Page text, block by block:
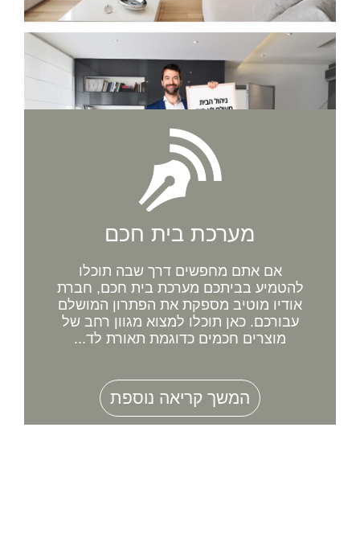
מערכת בית חכם
אם אתם מחפשים דרך שבה תוכלו
להטמיע בביתכם מערכת בית חכם, חברת
אודיו מוטיב מספקת את הפתרון המושלם
עבורכם. כאן תוכלו למצוא מגוון רחב של
מוצרים חכמים כדוגמת תאורת לד...
המשך קריאה נוספת